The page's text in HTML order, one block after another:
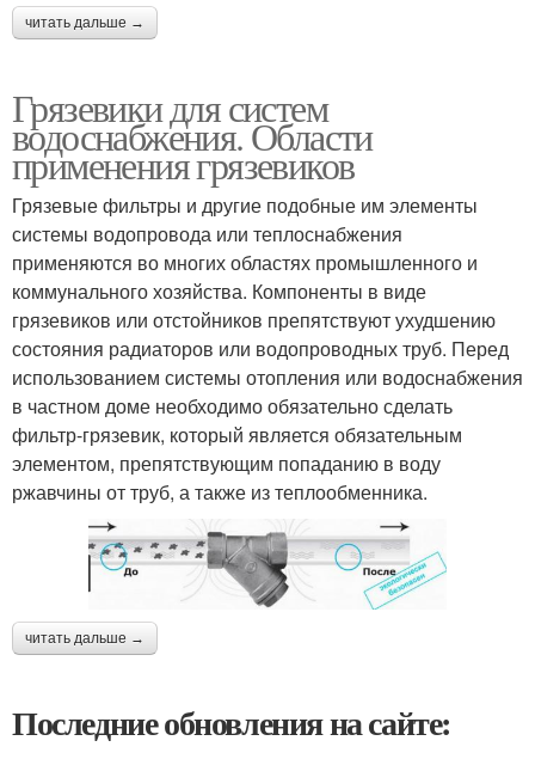
читать дальше →
Грязевики для систем
водоснабжения. Области
применения грязевиков
Грязевые фильтры и другие подобные им элементы
системы водопровода или теплоснабжения
применяются во многих областях промышленного и
коммунального хозяйства. Компоненты в виде
грязевиков или отстойников препятствуют ухудшению
состояния радиаторов или водопроводных труб. Перед
использованием системы отопления или водоснабжения
в частном доме необходимо обязательно сделать
фильтр-грязевик, который является обязательным
элементом, препятствующим попаданию в воду
ржавчины от труб, а также из теплообменника.
читать дальше →
Последние обновления на сайте: